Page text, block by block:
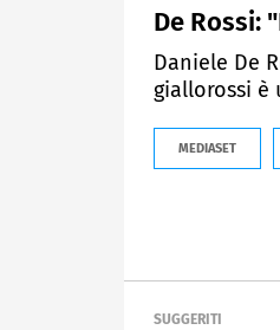
De Rossi:
Daniele De
giallorossi è
MEDIASET
SUGGERITI